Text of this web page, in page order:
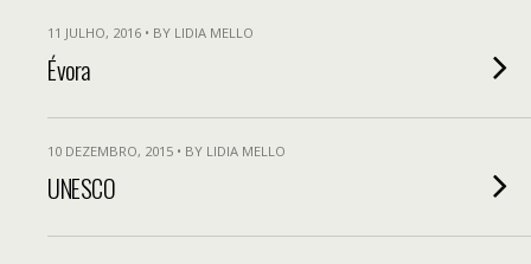
11 JULHO, 2016 • BY LIDIA MELLO
Évora
10 DEZEMBRO, 2015 • BY LIDIA MELLO
UNESCO